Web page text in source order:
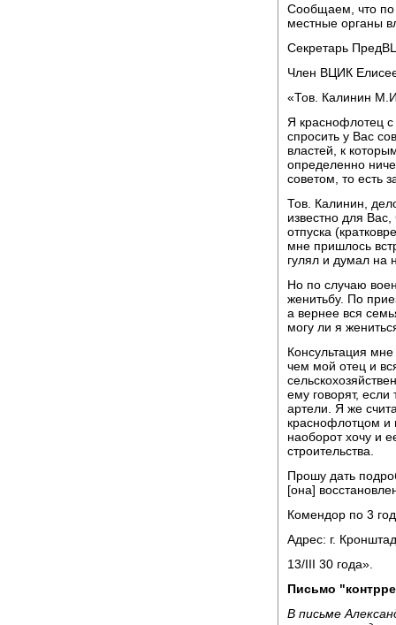
Сообщаем, что по
местные органы
Секретарь
Член ВЦИК
«Тов. Калинин
Я краснофлотец с
спросить у Вас
властей, к
определенно
советом, то есть
Тов. Калинин,
известно для
отпуска
мне пришлось
гулял и думал на
Но по случаю
женитьбу. По
а вернее вся
могу ли я
Консультация
чем мой отец и
ему говорят,
артели. Я же
краснофлотцом и
наоборот хочу и
строительства.
Прошу дать
[она]
Комендор по 3
Адрес: г.
13/III 30 года».
Письмо
В письме